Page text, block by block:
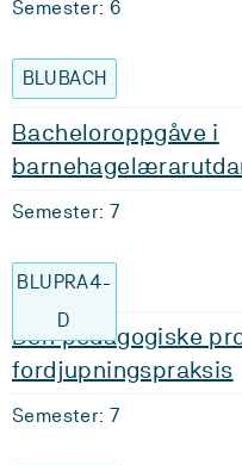
Semester: 6
BLUBACH
Bacheloroppgåve i
Semester: 7
BLUPRA4-
D
Den pedagogiske
fordjupningspraksis
Semester: 7